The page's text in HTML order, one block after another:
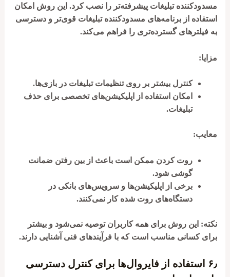
مسدودکننده تبلیغات پیشرفته‌تر را نصب کرد. این روش امکان
استفاده از برنامه‌های مسدودکننده تبلیغات قوی‌تر و دسترسی
به فیلترهای گسترده‌تری را فراهم می‌کند.
مزایا:
کنترل بیشتر بر روی تنظیمات تبلیغات در بازی‌ها.
امکان استفاده از اپلیکیشن‌های تخصصی برای حذف
تبلیغات.
معایب:
روت کردن ممکن است باعث از بین رفتن ضمانت
گوشی شود.
برخی از اپلیکیشن‌ها و سرویس‌های بانکی در
دستگاه‌های روت شده کار نمی‌کنند.
نکته: این روش برای همه کاربران توصیه نمی‌شود و بیشتر
برای کسانی مناسب است که با فرآیندهای فنی آشنایی دارند.
۶٫
استفاده از فایروال‌ها برای کنترل دسترسی